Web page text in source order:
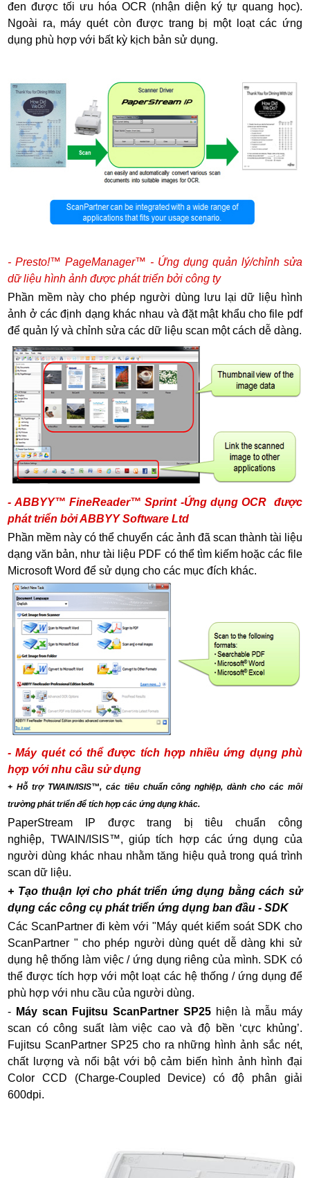
đen được tối ưu hóa OCR (nhận diện ký tự quang học).
Ngoài ra, máy quét còn được trang bị một loạt các ứng
dụng phù hợp với bất kỳ kịch bản sử dụng.
- Presto!™ PageManager™ - Ứng dụng quản lý/chỉnh sửa
dữ liệu hình ảnh được phát triển bởi công ty
Phần mềm này cho phép người dùng lưu lại dữ liệu hình
ảnh ở các định dạng khác nhau và đặt mật khẩu cho file pdf
để quản lý và chỉnh sửa các dữ liệu scan một cách dễ dàng.
- ABBYY™ FineReader™ Sprint -Ứng dụng OCR được
phát triển bởi ABBYY Software Ltd
Phần mềm này có thể chuyển các ảnh đã scan thành tài liệu
dạng văn bản, như tài liệu PDF có thể tìm kiếm hoặc các file
Microsoft Word để sử dụng cho các mục đích khác.
- Máy quét có thể được tích hợp nhiều ứng dụng phù
hợp với nhu cầu sử dụng
+ Hỗ trợ TWAIN/ISIS™, các tiêu chuẩn công nghiệp, dành cho các môi
trường phát triển để tích hợp các ứng dụng khác.
PaperStream IP được trang bị tiêu chuẩn công
nghiệp, TWAIN/ISIS™, giúp tích hợp các ứng dụng của
người dùng khác nhau nhằm tăng hiệu quả trong quá trình
scan dữ liệu.
+ Tạo thuận lợi cho phát triển ứng dụng bằng cách sử
dụng các công cụ phát triển ứng dụng ban đầu - SDK
Các ScanPartner đi kèm với "Máy quét kiểm soát SDK cho
ScanPartner " cho phép người dùng quét dễ dàng khi sử
dụng hệ thống làm việc / ứng dụng riêng của mình. SDK có
thể được tích hợp với một loạt các hệ thống / ứng dụng để
phù hợp với nhu cầu của người dùng.
- Máy scan Fujitsu ScanPartner SP25hiện là mẫu máy
scan có công suất làm việc cao và độ bền ‘cực khủng’.
Fujitsu ScanPartner SP25 cho ra những hình ảnh sắc nét,
chất lượng và nổi bật với bộ cảm biến hình ảnh hình đại
Color CCD (Charge-Coupled Device) có độ phân giải
600dpi.